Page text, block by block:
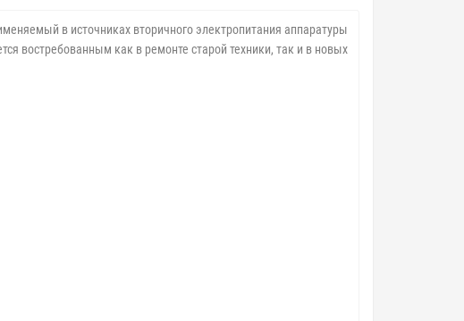
в источниках вторичного электропитания аппаратуры
востребованным как в ремонте старой техники, так и в новых